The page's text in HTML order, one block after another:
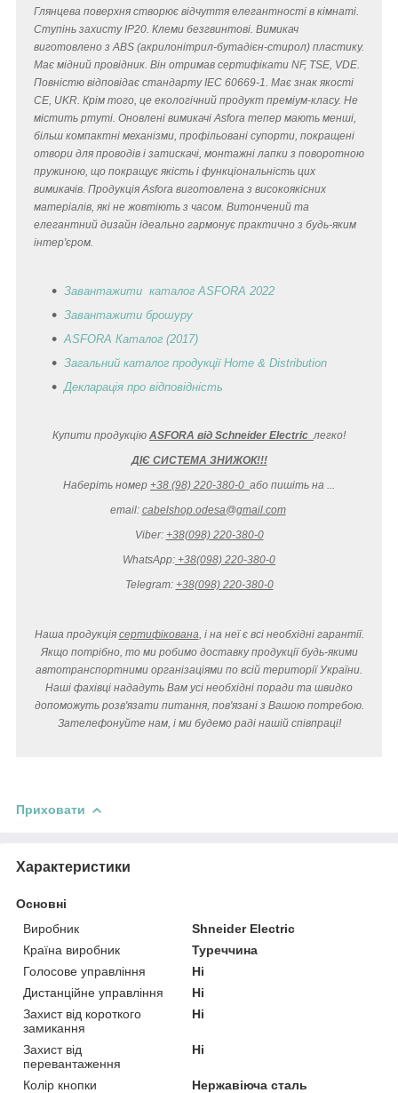
Глянцева поверхня створює відчуття елегантності в кімнаті.
Ступінь захисту IP20. Клеми безгвинтові. Вимикач
виготовлено з ABS (акрилонітрил-бутадієн-стирол) пластику.
Має мідний провідник. Він отримав сертифікати NF, TSE, VDE.
Повністю відповідає стандарту IEC 60669-1. Має знак якості
CE, UKR. Крім того, це екологічний продукт преміум-класу. Не
містить ртуті. Оновлені вимикачі Asfora тепер мають менші,
більш компактні механізми, профільовані супорти, покращені
отвори для проводів і затискачі, монтажні лапки з поворотною
пружиною, що покращує якість і функціональність цих
вимикачів. Продукція Asfora виготовлена з високоякісних
матеріалів, які не жовтіють з часом. Витончений та
елегантний дизайн ідеально гармонує практично з будь-яким
інтер'єром.
Завантажити каталог ASFORA 2022
Завантажити брошуру
ASFORA Каталог (2017)
Загальний каталог продукції Home & Distribution
Декларація про відповідність
Купити продукцію ASFORA від Schneider Electric легко!
ДІЄ СИСТЕМА ЗНИЖОК!!!
Наберіть номер +38 (98) 220-380-0 або пишіть на ...
email: cabelshop.odesa@gmail.com
Viber: +38(098) 220-380-0
WhatsApp: +38(098) 220-380-0
Telegram: +38(098) 220-380-0
Наша продукція сертифікована , і на неї є всі необхідні гарантії.
Якщо потрібно, то ми робимо доставку продукції будь-якими
автотранспортними організаціями по всій території України.
Наші фахівці нададуть Вам усі необхідні поради та швидко
допоможуть розв'язати питання, пов'язані з Вашою потребою.
Зателефонуйте нам, і ми будемо раді нашій співпраці!
Приховати
Характеристики
Основні
Виробник
Shneider Electric
Країна виробник
Туреччина
Голосове управління
Ні
Дистанційне управління
Ні
Захист від короткого
замикання
Ні
Захист від
перевантаження
Ні
Колір кнопки
Нержавіюча сталь